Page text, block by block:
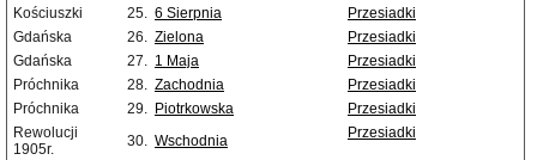
Kościuszki
25. 6 Sierpnia
Przesiadki
Gdańska
26. Zielona
Przesiadki
Gdańska
27. 1 Maja
Przesiadki
Próchnika
28. Zachodnia
Przesiadki
Próchnika
29. Piotrkowska
Przesiadki
Rewolucji
1905r.
30. Wschodnia Przesiadki